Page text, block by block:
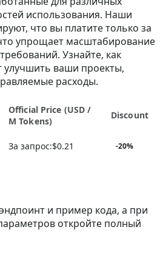
использования. Наши
что вы платите только за
упрощает масштабирование
Узнайте, как
ваши проекты,
расходы.
Official Price (USD /
M Tokens)
Discount
За запрос:$0.21 -20%
и пример кода, а при
откройте полный